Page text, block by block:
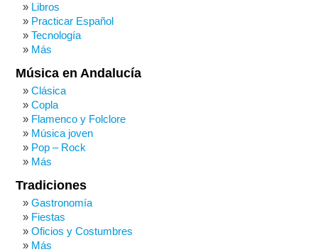
Libros
Practicar Español
Tecnología
Más
Música en Andalucía
Clásica
Copla
Flamenco y Folclore
Música joven
Pop – Rock
Más
Tradiciones
Gastronomía
Fiestas
Oficios y Costumbres
Más